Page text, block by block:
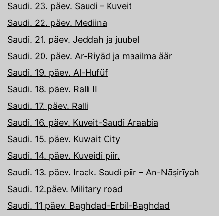
Saudi. 23. päev. Saudi – Kuveit
Saudi. 22. päev. Mediina
Saudi. 21. päev. Jeddah ja juubel
Saudi. 20. päev. Ar-Riyād ja maailma äär
Saudi. 19. päev. Al-Hufüf
Saudi. 18. päev. Ralli II
Saudi. 17. päev. Ralli
Saudi. 16. päev. Kuveit-Saudi Araabia
Saudi. 15. päev. Kuwait City
Saudi. 14. päev. Kuveidi piir.
Saudi. 13. päev. Iraak. Saudi piir – An-Nāşirīyah
Saudi. 12.päev. Military road
Saudi. 11 päev. Baghdad-Erbil-Baghdad